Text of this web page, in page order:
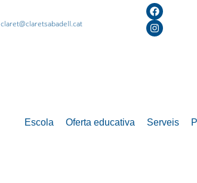
claret@claretsabadell.cat
Escola Oferta educativa Serveis